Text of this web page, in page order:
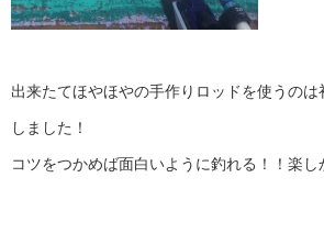
出来たてほやほやの手作りロッドを使うの
しました！
コツをつかめば面白いように釣れる！！楽し